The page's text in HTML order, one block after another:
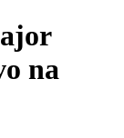
na